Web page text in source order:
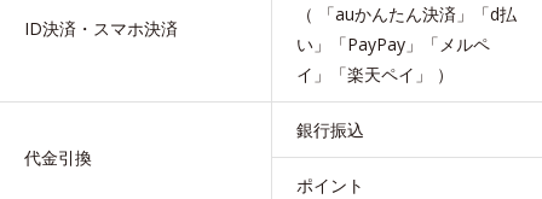
ID決済・スマホ決済
（ 「auかんたん決済」「d払
い」「PayPay」「メルペ
イ」「楽天ペイ」 ）
代金引換
銀行振込
ポイント